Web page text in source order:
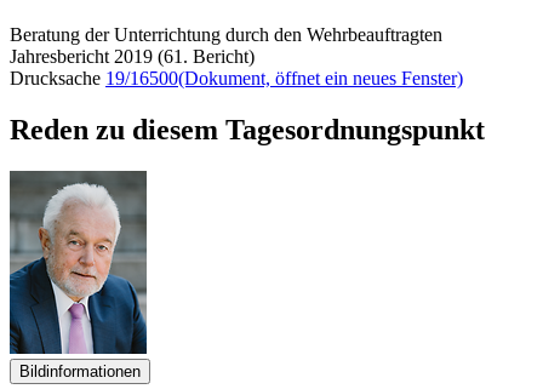
Beratung der Unterrichtung durch den Wehrbeauftragten
Jahresbericht 2019 (61. Bericht)
Drucksache 19/16500(Dokument, öffnet ein neues Fenster)
Reden zu diesem Tagesordnungspunkt
Bildinformationen